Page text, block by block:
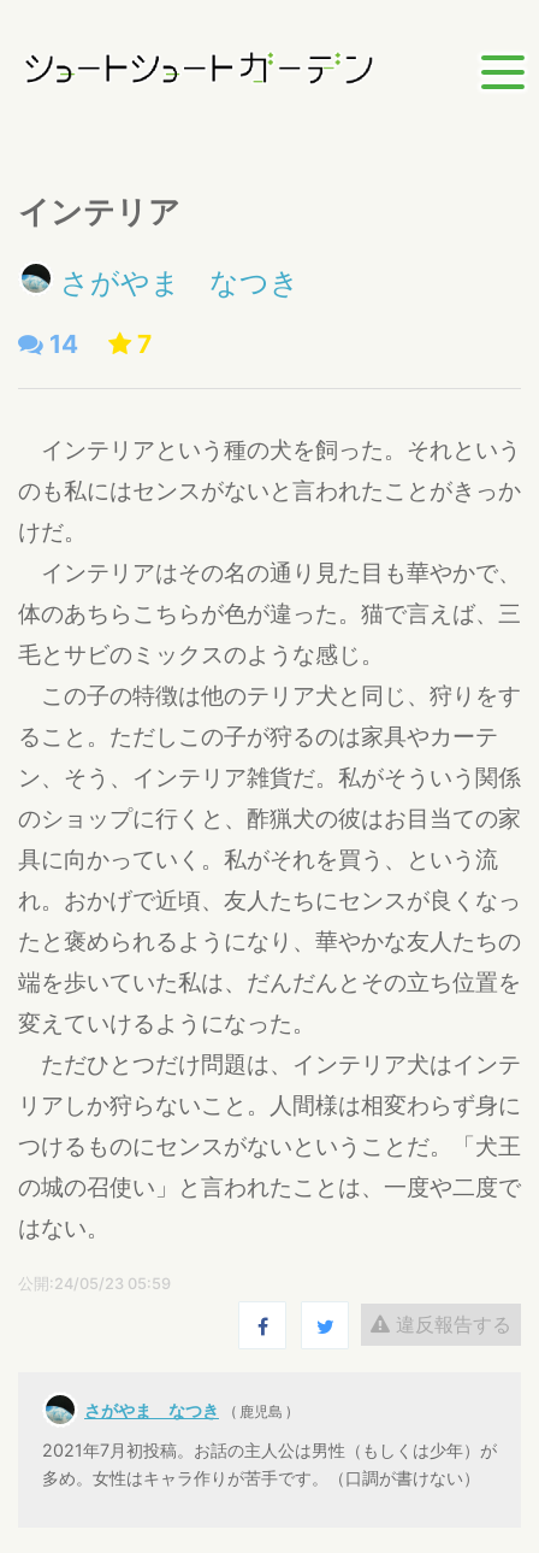
インテリア
さがやま なつき
14 7
インテリアという種の犬を飼った。それという
のも私にはセンスがないと言われたことがきっか
けだ。
インテリアはその名の通り見た目も華やかで、
体のあちらこちらが色が違った。猫で言えば、三
毛とサビのミックスのような感じ。
この子の特徴は他のテリア犬と同じ、狩りをす
ること。ただしこの子が狩るのは家具やカーテ
ン、そう、インテリア雑貨だ。私がそういう関係
のショップに行くと、酢猟犬の彼はお目当ての家
具に向かっていく。私がそれを買う、という流
れ。おかげで近頃、友人たちにセンスが良くなっ
たと褒められるようになり、華やかな友人たちの
端を歩いていた私は、だんだんとその立ち位置を
変えていけるようになった。
ただひとつだけ問題は、インテリア犬はインテ
リアしか狩らないこと。人間様は相変わらず身に
つけるものにセンスがないということだ。「犬王
の城の召使い」と言われたことは、一度や二度で
はない。
公開:24/05/23 05:59
違反報告する
さがやま なつき ( 鹿児島 )
2021年7月初投稿。お話の主人公は男性（もしくは少年）が
多め。女性はキャラ作りが苦手です。（口調が書けない）